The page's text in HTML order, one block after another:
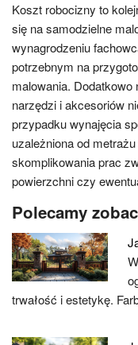
Koszt robocizny to
się na samodzielne
wynagrodzeniu
potrzebnym na
malowania.
narzędzi i akcesoriów
przypadku wynajęcia
uzależniona od
skomplikowania prac
powierzchni czy
Polecamy
trwałość i estetykę.